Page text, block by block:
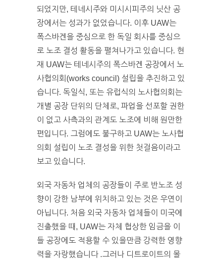
되었지만, 테네시주와 미시시피주의 닛산 공
장에서는 성과가 없었습니다. 이후 UAW는
폭스바겐을 중심으로 한 독일 회사를 중심으
로 노조 결성 활동을 펼쳐나가고 있습니다. 현
재 UAW는 테네시주의 폭스바겐 공장에서 노
사협의회(works council) 설립을 추진하고 있
습니다. 독일식, 또는 유럽식의 노사협의회는
개별 공장 단위의 단체로, 파업을 선포할 권한
이 없고 사측과의 관계도 노조에 비해 원만한
편입니다. 그럼에도 불구하고 UAW는 노사협
의회 설립이 노조 결성을 위한 첫걸음이라고
보고 있습니다.
외국 자동차 업체의 공장들이 주로 반노조 성
향이 강한 남부에 위치하고 있는 것은 우연이
아닙니다. 처음 외국 자동차 업체들이 미국에
진출했을 때, UAW는 자체 협상한 임금을 이
들 공장에도 적용할 수 있을만큼 강력한 영향
력을 자랑했습니다 .그러나 디트로이트의 몰